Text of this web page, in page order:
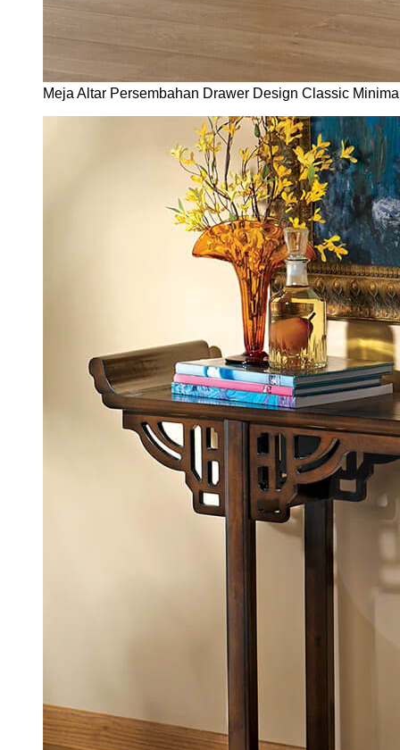
Meja Altar Persembahan Drawer Design Classic